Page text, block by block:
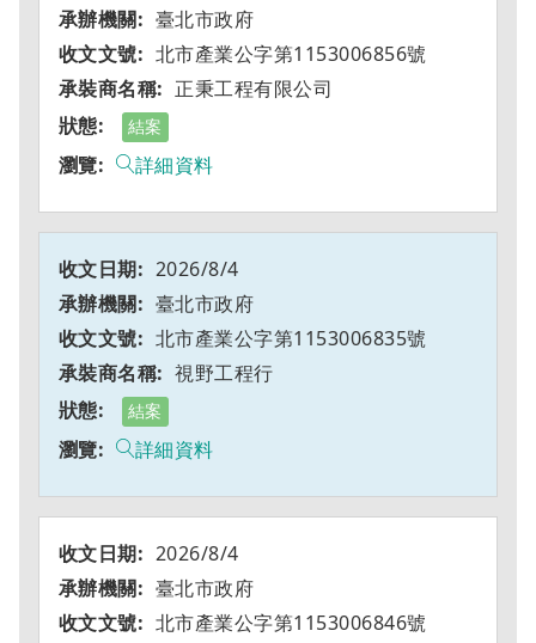
臺北市政府
北市產業公字第1153006856號
正秉工程有限公司
結案
詳細資料
2026/8/4
臺北市政府
北市產業公字第1153006835號
視野工程行
結案
詳細資料
2026/8/4
臺北市政府
北市產業公字第1153006846號